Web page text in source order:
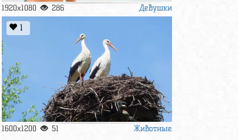
1920x1080 286
Девушки
1
1600x1200 51 Животные